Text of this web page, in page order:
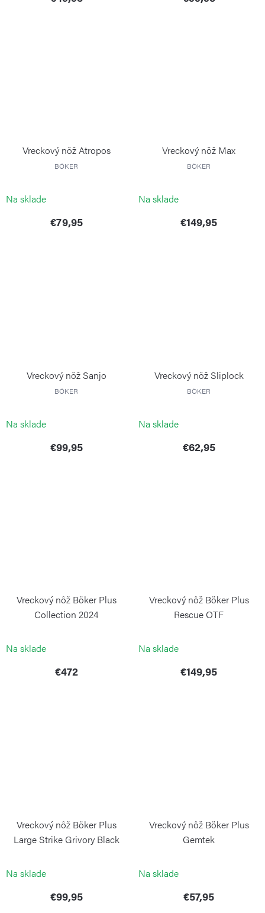
Vreckový nôž Atropos
BÖKER
Na sklade
€79,95
Vreckový nôž Max
BÖKER
Na sklade
€149,95
Vreckový nôž Sanjo
BÖKER
Na sklade
€99,95
Vreckový nôž Sliplock
BÖKER
Na sklade
€62,95
Vreckový nôž Böker Plus
Collection 2024
Na sklade
€472
Vreckový nôž Böker Plus
Rescue OTF
Na sklade
€149,95
Vreckový nôž Böker Plus
Large Strike Grivory Black
Na sklade
€99,95
Vreckový nôž Böker Plus
Gemtek
Na sklade
€57,95